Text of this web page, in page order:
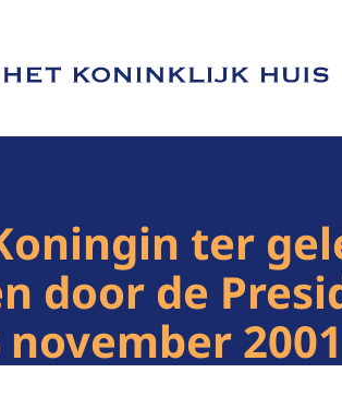
van Het Koninklijk Huis
ter
door de
2001